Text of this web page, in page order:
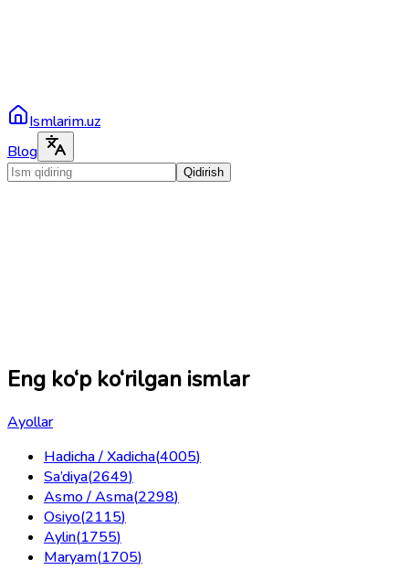
Ismlarim.uz
Blog
Qidirish
Eng ko‘p ko‘rilgan ismlar
Ayollar
Hadicha / Xadicha(4005)
Sa’diya(2649)
Asmo / Asma(2298)
Osiyo(2115)
Aylin(1755)
Maryam(1705)